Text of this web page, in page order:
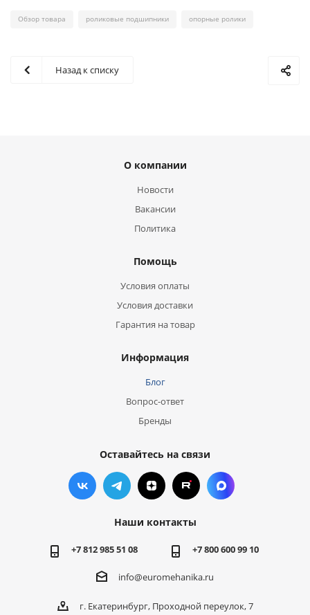
Обзор товара роликовые подшипники опорные ролики
Назад к списку
О компании
Новости
Вакансии
Политика
Помощь
Условия оплаты
Условия доставки
Гарантия на товар
Информация
Блог
Вопрос-ответ
Бренды
Оставайтесь на связи
Наши контакты
+7 812 985 51 08 +7 800 600 99 10
info@euromehanika.ru
г. Екатеринбург, Проходной переулок, 7